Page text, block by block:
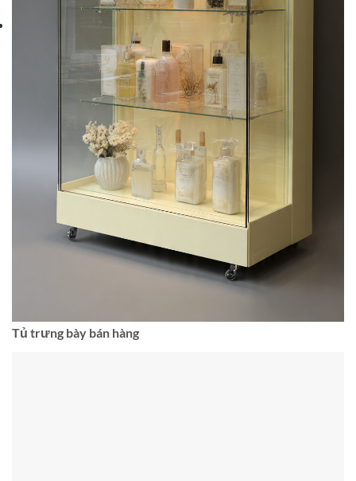
Tủ trưng bày bán hàng